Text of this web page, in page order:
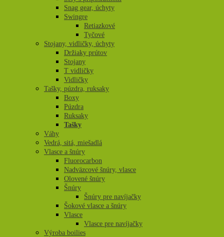
Snag gear, úchyty
Swingre
Retiazkové
Tyčové
Stojany, vidličky, úchyty
Držiaky prútov
Stojany
T vidličky
Vidličky
Tašky, púzdra, ruksaky
Boxy
Púzdra
Ruksaky
Tašky
Váhy
Vedrá, sitá, miešadlá
Vlasce a šnúry
Fluorocarbon
Nadväzcové šnúry, vlasce
Olovené šnúry
Šnúry
Šnúry pre navíjačky
Šokové vlasce a šnúry
Vlasce
Vlasce pre navíjačky
Výroba boilies